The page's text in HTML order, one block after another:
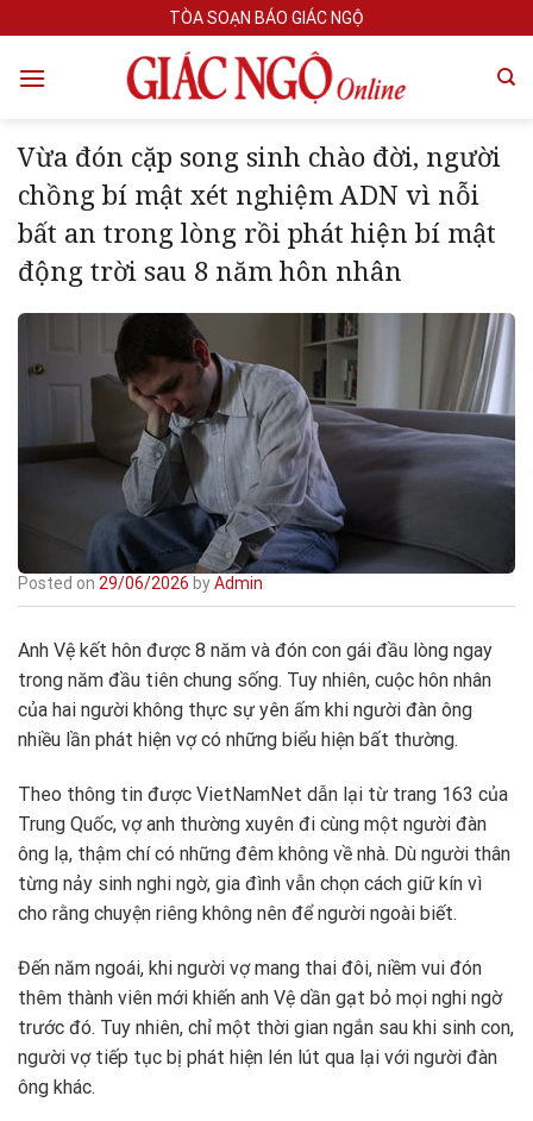
to
content
TÒA SOẠN BÁO GIÁC NGỘ
Vừa đón cặp song sinh chào đời, người
chồng bí mật xét nghiệm ADN vì nỗi
bất an trong lòng rồi phát hiện bí mật
động trời sau 8 năm hôn nhân
Posted on 29/06/2026 byAdmin
Anh Vệ kết hôn được 8 năm và đón con gái đầu lòng ngay
trong năm đầu tiên chung sống. Tuy nhiên, cuộc hôn nhân
của hai người không thực sự yên ấm khi người đàn ông
nhiều lần phát hiện vợ có những biểu hiện bất thường.
Theo thông tin được VietNamNet dẫn lại từ trang 163 của
Trung Quốc, vợ anh thường xuyên đi cùng một người đàn
ông lạ, thậm chí có những đêm không về nhà. Dù người thân
từng nảy sinh nghi ngờ, gia đình vẫn chọn cách giữ kín vì
cho rằng chuyện riêng không nên để người ngoài biết.
Đến năm ngoái, khi người vợ mang thai đôi, niềm vui đón
thêm thành viên mới khiến anh Vệ dần gạt bỏ mọi nghi ngờ
trước đó. Tuy nhiên, chỉ một thời gian ngắn sau khi sinh con,
người vợ tiếp tục bị phát hiện lén lút qua lại với người đàn
ông khác.